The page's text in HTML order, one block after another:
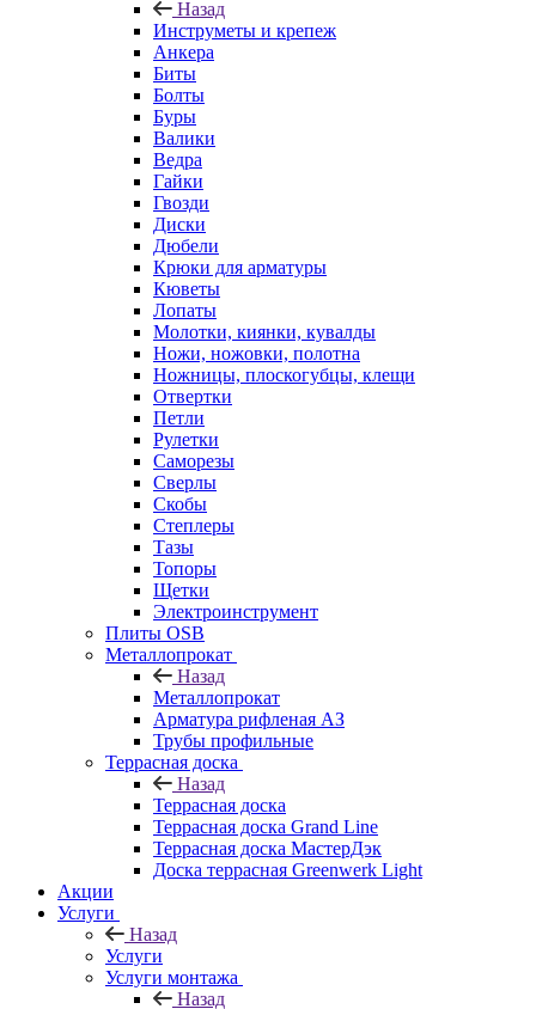
Назад
Инструметы и крепеж
Анкера
Биты
Болты
Буры
Валики
Ведра
Гайки
Гвозди
Диски
Дюбели
Крюки для арматуры
Кюветы
Лопаты
Молотки, киянки, кувалды
Ножи, ножовки, полотна
Ножницы, плоскогубцы, клещи
Отвертки
Петли
Рулетки
Саморезы
Сверлы
Скобы
Степлеры
Тазы
Топоры
Щетки
Электроинструмент
Плиты OSB
Металлопрокат
Назад
Металлопрокат
Арматура рифленая АЗ
Трубы профильные
Террасная доска
Назад
Террасная доска
Террасная доска Grand Line
Террасная доска МастерДэк
Доска террасная Greenwerk Light
Акции
Услуги
Назад
Услуги
Услуги монтажа
Назад